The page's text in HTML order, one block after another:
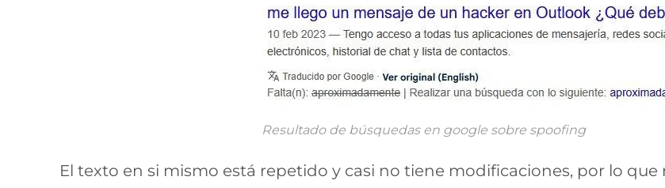
Resultado de búsquedas en google sobre spoofing
El texto en si mismo está repetido y casi no tiene modificaciones, por lo que